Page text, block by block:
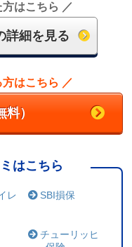
応他、総合的に判断
にしました。
/ニッサン/キューブ）
ダ/ステップワゴン）
不安だったが、説明
トヨタ/アルファード）
故にあった時、きち
はこちら ／
詳細を見る
はこちら ／
）
はこちら
レ
SBI損保
チューリッヒ